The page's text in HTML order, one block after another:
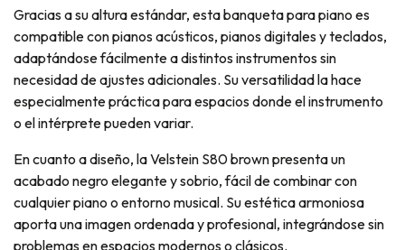
Gracias a su altura estándar, esta banqueta para piano es
compatible con pianos acústicos, pianos digitales y teclados,
adaptándose fácilmente a distintos instrumentos sin
necesidad de ajustes adicionales. Su versatilidad la hace
especialmente práctica para espacios donde el instrumento
o el intérprete pueden variar.
En cuanto a diseño, la Velstein S80 brown presenta un
acabado negro elegante y sobrio, fácil de combinar con
cualquier piano o entorno musical. Su estética armoniosa
aporta una imagen ordenada y profesional, integrándose sin
problemas en espacios modernos o clásicos.